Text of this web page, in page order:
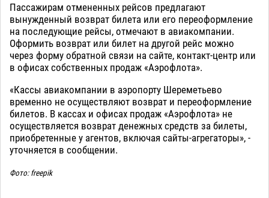
Пассажирам отмененных рейсов предлагают
вынужденный возврат билета или его переоформление
на последующие рейсы, отмечают в авиакомпании.
Оформить возврат или билет на другой рейс можно
через форму обратной связи на сайте, контакт-центр или
в офисах собственных продаж «Аэрофлота».
«Кассы авиакомпании в аэропорту Шереметьево
временно не осуществляют возврат и переоформление
билетов. В кассах и офисах продаж «Аэрофлота» не
осуществляется возврат денежных средств за билеты,
приобретенные у агентов, включая сайты-агрегаторы», -
уточняется в сообщении.
Фото: freepik